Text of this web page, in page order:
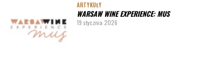
ARTYKUŁY
WARSAW WINE EXPERIENCE: MUS
19 stycznia 2026